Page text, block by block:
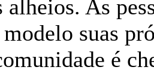
alheios. As
suas
é